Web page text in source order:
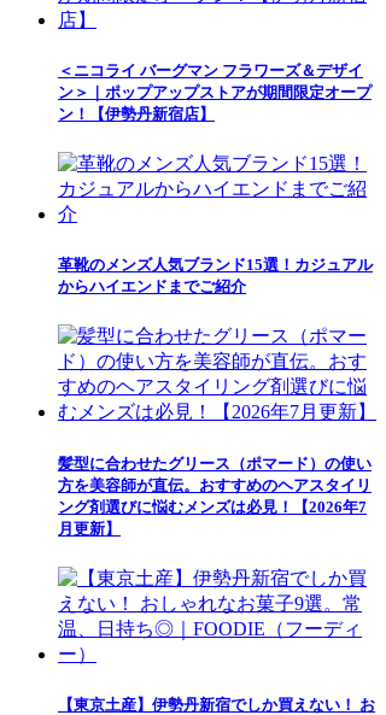
＜ニコライ バーグマン フラワーズ＆デザイ
ン＞｜ポップアップストアが期間限定オープ
ン！【伊勢丹新宿店】
革靴のメンズ人気ブランド15選！カジュアル
からハイエンドまでご紹介
髪型に合わせたグリース（ポマード）の使い
方を美容師が直伝。おすすめのヘアスタイリ
ング剤選びに悩むメンズは必見！【2026年7
月更新】
【東京土産】伊勢丹新宿でしか買えない！ お